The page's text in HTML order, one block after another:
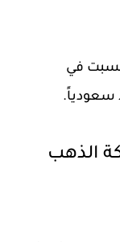
21 اليوم السبت في
.
الذهب